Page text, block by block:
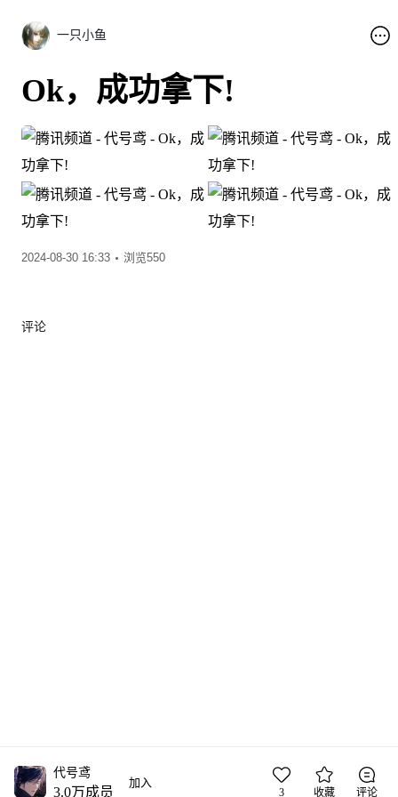
一只小鱼
Ok，成功拿下!
2024-08-30 16:33 浏览550
评论
代号鸢
3.0万成员
加入
3 收藏 评论